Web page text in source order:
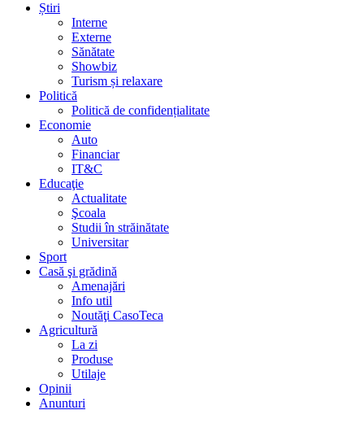
Știri
Interne
Externe
Sănătate
Showbiz
Turism și relaxare
Politică
Politică de confidențialitate
Economie
Auto
Financiar
IT&C
Educaţie
Actualitate
Şcoala
Studii în străinătate
Universitar
Sport
Casă şi grădină
Amenajări
Info util
Noutăţi CasoTeca
Agricultură
La zi
Produse
Utilaje
Opinii
Anunturi